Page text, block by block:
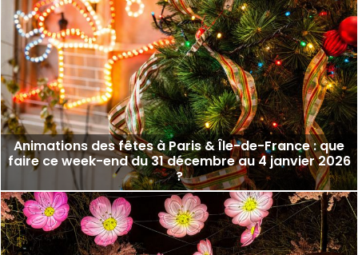
Animations des fêtes à Paris & Île-de-France : que
faire ce week-end du 31 décembre au 4 janvier 2026
?